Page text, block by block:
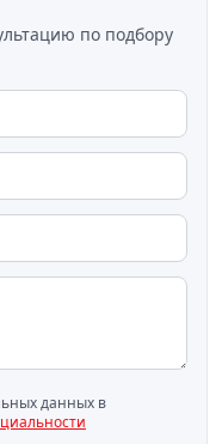
по подбору
данных в